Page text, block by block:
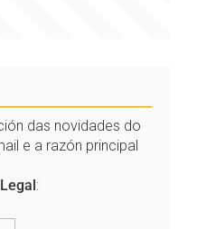
das novidades do
e a razón principal
: